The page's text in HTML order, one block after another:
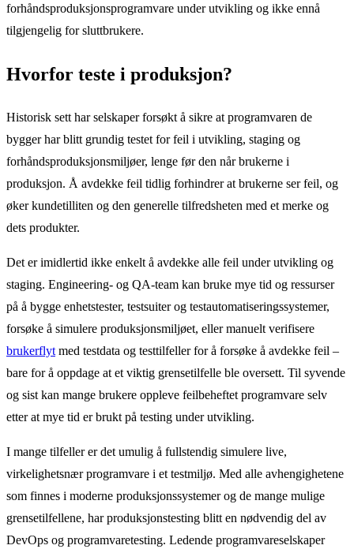
forhåndsproduksjonsprogramvare under utvikling og ikke ennå
tilgjengelig for sluttbrukere.
Hvorfor teste i produksjon?
Historisk sett har selskaper forsøkt å sikre at programvaren de
bygger har blitt grundig testet for feil i utvikling, staging og
forhåndsproduksjonsmiljøer, lenge før den når brukerne i
produksjon. Å avdekke feil tidlig forhindrer at brukerne ser feil, og
øker kundetilliten og den generelle tilfredsheten med et merke og
dets produkter.
Det er imidlertid ikke enkelt å avdekke alle feil under utvikling og
staging. Engineering- og QA-team kan bruke mye tid og ressurser
på å bygge enhetstester, testsuiter og testautomatiseringssystemer,
forsøke å simulere produksjonsmiljøet, eller manuelt verifisere
brukerflyt med testdata og testtilfeller for å forsøke å avdekke feil –
bare for å oppdage at et viktig grensetilfelle ble oversett. Til syvende
og sist kan mange brukere oppleve feilbeheftet programvare selv
etter at mye tid er brukt på testing under utvikling.
I mange tilfeller er det umulig å fullstendig simulere live,
virkelighetsnær programvare i et testmiljø. Med alle avhengighetene
som finnes i moderne produksjonssystemer og de mange mulige
grensetilfellene, har produksjonstesting blitt en nødvendig del av
DevOps og programvaretesting. Ledende programvareselskaper